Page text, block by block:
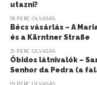
utazni?
18 PERC OLVASÁS
Bécs vásárlás – A
és a Kärntner Straße
31 PERC OLVASÁS
Óbidos látnivalók –
Senhor da Pedra (a